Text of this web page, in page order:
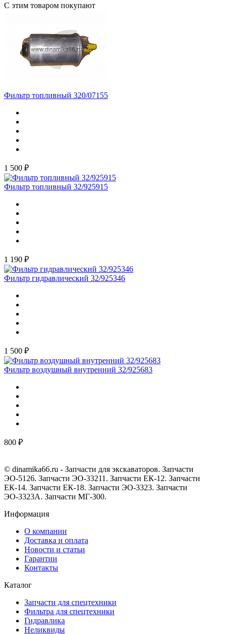
С этим товаром покупают
Фильтр топливный 320/07155
1 500 ₽
Фильтр топливный 32/925915
1 190 ₽
Фильтр гидравлический 32/925346
1 500 ₽
Фильтр воздушный внутренний 32/925683
800 ₽
© dinamika66.ru - Запчасти для экскаваторов. Запчасти
ЭО-5126. Запчасти ЭО-33211. Запчасти ЕК-12. Запчасти
ЕК-14. Запчасти ЕК-18. Запчасти ЭО-3323. Запчасти
ЭО-3323А. Запчасти МГ-300.
Информация
О компании
Доставка и оплата
Новости и статьи
Гарантии
Контакты
Каталог
Запчасти для спецтехники
Фильтра для спецтехники
Гидравлика
Неликвиды